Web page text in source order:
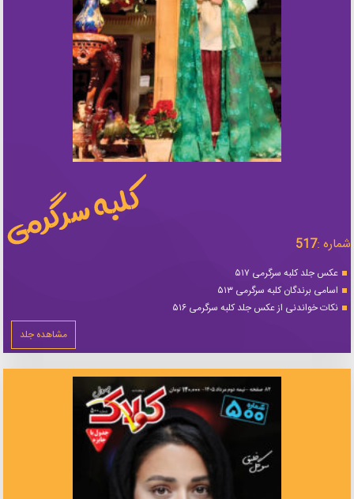
شماره :517
عکس جلد کلبه سرگرمی ۵۱۷
اسامی برندگان کلبه سرگرمی ۵۱۳
نکات خواندنی از عکس جلد کلبه سرگرمی ۵۱۶
مشاهده جلد